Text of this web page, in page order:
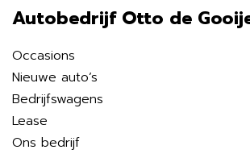
Autobedrijf Otto de
Occasions
Nieuwe auto’s
Bedrijfswagens
Lease
Ons bedrijf